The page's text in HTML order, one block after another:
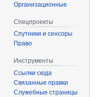
Организационные
Спецпроекты
Спутники и сенсоры
Право
Инструменты
Ссылки сюда
Связанные правки
Служебные страницы